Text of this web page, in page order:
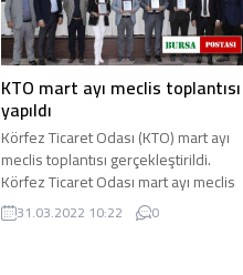
KTO mart ayı meclis toplantısı
yapıldı
Körfez Ticaret Odası (KTO) mart ayı
meclis toplantısı gerçekleştirildi.
Körfez Ticaret Odası mart ayı meclis
toplantısı, Mustafa Efe Konferans ...
31.03.2022 10:22 0